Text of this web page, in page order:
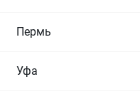
Пермь
Уфа